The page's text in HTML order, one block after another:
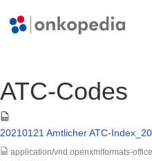
ATC-Codes
20210121 Amtlicher ATC-
application/vnd.openxmlformats-